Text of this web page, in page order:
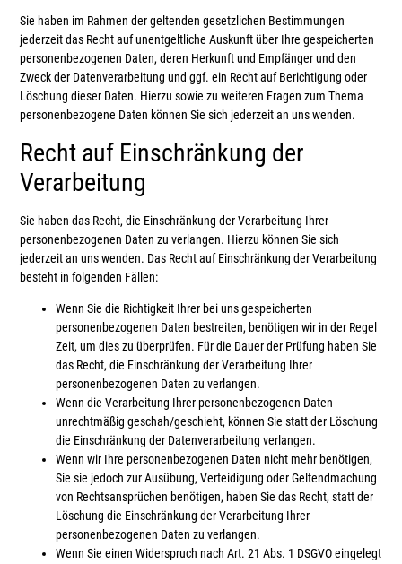
Sie haben im Rahmen der geltenden gesetzlichen Bestimmungen
jederzeit das Recht auf unentgeltliche Auskunft über Ihre gespeicherten
personenbezogenen Daten, deren Herkunft und Empfänger und den
Zweck der Datenverarbeitung und ggf. ein Recht auf Berichtigung oder
Löschung dieser Daten. Hierzu sowie zu weiteren Fragen zum Thema
personenbezogene Daten können Sie sich jederzeit an uns wenden.
Recht auf Einschränkung der
Verarbeitung
Sie haben das Recht, die Einschränkung der Verarbeitung Ihrer
personenbezogenen Daten zu verlangen. Hierzu können Sie sich
jederzeit an uns wenden. Das Recht auf Einschränkung der Verarbeitung
besteht in folgenden Fällen:
Wenn Sie die Richtigkeit Ihrer bei uns gespeicherten
personenbezogenen Daten bestreiten, benötigen wir in der Regel
Zeit, um dies zu überprüfen. Für die Dauer der Prüfung haben Sie
das Recht, die Einschränkung der Verarbeitung Ihrer
personenbezogenen Daten zu verlangen.
Wenn die Verarbeitung Ihrer personenbezogenen Daten
unrechtmäßig geschah/geschieht, können Sie statt der Löschung
die Einschränkung der Datenverarbeitung verlangen.
Wenn wir Ihre personenbezogenen Daten nicht mehr benötigen,
Sie sie jedoch zur Ausübung, Verteidigung oder Geltendmachung
von Rechtsansprüchen benötigen, haben Sie das Recht, statt der
Löschung die Einschränkung der Verarbeitung Ihrer
personenbezogenen Daten zu verlangen.
Wenn Sie einen Widerspruch nach Art. 21 Abs. 1 DSGVO eingelegt